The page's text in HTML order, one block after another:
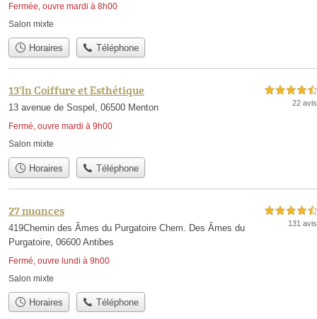
Fermée, ouvre mardi à 8h00
Salon mixte
Horaires Téléphone
13'In Coiffure et Esthétique
13 avenue de Sospel, 06500 Menton
Fermé, ouvre mardi à 9h00
4,5 étoiles sur 5
22 avis
Salon mixte
Horaires Téléphone
27 nuances
419Chemin des Âmes du Purgatoire Chem. Des Âmes du
Purgatoire, 06600 Antibes
Fermé, ouvre lundi à 9h00
4,5 étoiles sur 5
131 avis
Salon mixte
Horaires Téléphone